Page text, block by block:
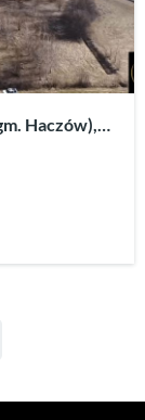
Haczów),